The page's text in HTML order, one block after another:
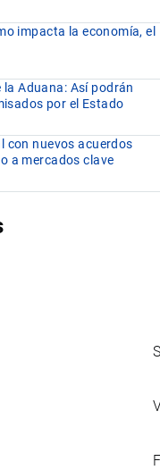
impacta la economía, el
Aduana: Así podrán
por el Estado
con nuevos acuerdos
a mercados clave